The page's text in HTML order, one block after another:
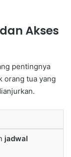
Akses
pentingnya
orang tua yang
jadwal